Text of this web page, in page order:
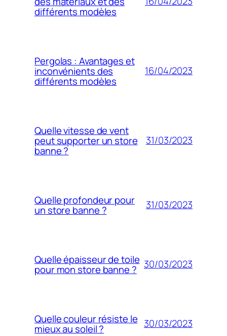
différents modèles
Pergolas : Avantages et
inconvénients des
différents modèles
16/04/2023
Quelle vitesse de vent
peut supporter un store
banne ?
31/03/2023
Quelle profondeur pour
un store banne ? 31/03/2023
Quelle épaisseur de toile
pour mon store banne ? 30/03/2023
Quelle couleur résiste le
mieux au soleil ? 30/03/2023